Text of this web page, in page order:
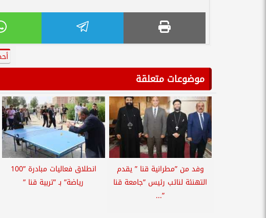
موضوعات متعلقة
وفد من ”مطرانية قنا ” يقدم
التهنئة لنائب رئيس ”جامعة قنا
”...
انطلاق فعاليات مبادرة ”100
رياضة” بـ ”تربية قنا ”